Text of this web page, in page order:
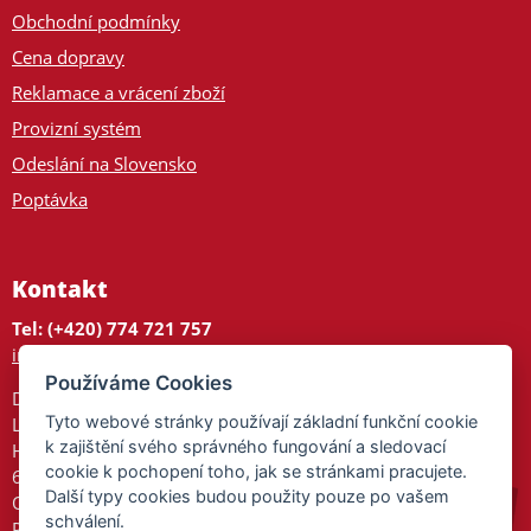
Obchodní podmínky
Cena dopravy
Reklamace a vrácení zboží
Provizní systém
Odeslání na Slovensko
Poptávka
Kontakt
Tel: (+420) 774 721 757
info@tajnedarky.cz
Dárkové centrum
Legionářů 2
Hodonín
695 01
Otevřeno:
Používáme Cookies
Tyto webové stránky používají základní funkční cookie
k zajištění svého správného fungování a sledovací
cookie k pochopení toho, jak se stránkami pracujete.
Další typy cookies budou použity pouze po vašem
schválení.